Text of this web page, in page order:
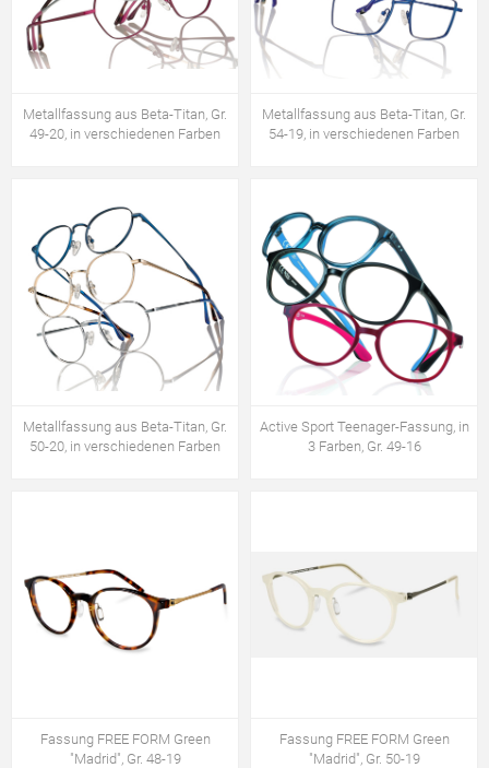
Metallfassung aus Beta-Titan, Gr.
49-20, in verschiedenen Farben
Metallfassung aus Beta-Titan, Gr.
54-19, in verschiedenen Farben
Metallfassung aus Beta-Titan, Gr.
50-20, in verschiedenen Farben
Active Sport Teenager-Fassung, in
3 Farben, Gr. 49-16
Fassung FREE FORM Green
"Madrid", Gr. 48-19
Fassung FREE FORM Green
"Madrid", Gr. 50-19